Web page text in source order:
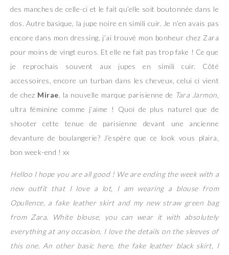
des manches de celle-ci et le fait qu’elle soit boutonnée dans le
dos. Autre basique, la jupe noire en simili cuir. Je n’en avais pas
encore dans mon dressing, j’ai trouvé mon bonheur chez Zara
pour moins de vingt euros. Et elle ne fait pas trop fake ! Ce que
je reprochais souvent aux jupes en simili cuir. Côté
accessoires, encore un turban dans les cheveux, celui ci vient
de chez Mirae , la nouvelle marque parisienne de Tara Jarmon
ultra féminine comme j’aime ! Quoi de plus naturel que de
shooter cette tenue de parisienne devant une ancienne
devanture de boulangerie? J’espère que ce look vous plaira,
bon week-end ! xx
Helloo I hope you are all good ! We are ending the week with a
new outfit that I love a lot, I am wearing a blouse from
Opullence, a fake leather skirt and my new straw green bag
from Zara. White blouse, you can wear it with absolutely
everything at any occasion. I love the details on the sleeves of
this one. An other basic here, the fake leather black skirt, I